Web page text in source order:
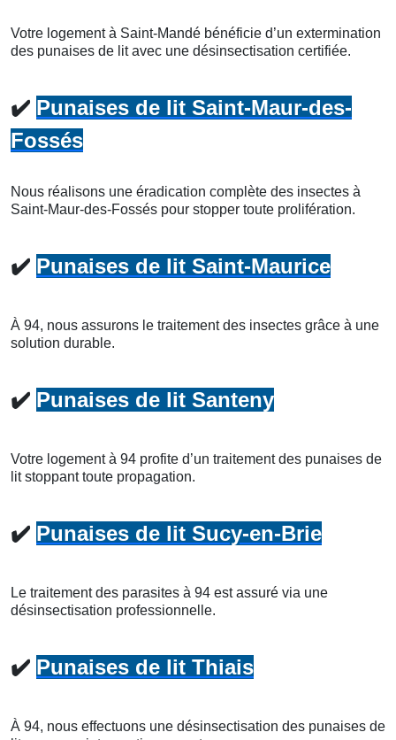
Votre logement à Saint-Mandé bénéficie d’un extermination
des punaises de lit avec une désinsectisation certifiée.
✔️ Punaises de lit Saint-Maur-des-
Fossés
Nous réalisons une éradication complète des insectes à
Saint-Maur-des-Fossés pour stopper toute prolifération.
✔️ Punaises de lit Saint-Maurice
À 94, nous assurons le traitement des insectes grâce à une
solution durable.
✔️ Punaises de lit Santeny
Votre logement à 94 profite d’un traitement des punaises de
lit stoppant toute propagation.
✔️ Punaises de lit Sucy-en-Brie
Le traitement des parasites à 94 est assuré via une
désinsectisation professionnelle.
✔️ Punaises de lit Thiais
À 94, nous effectuons une désinsectisation des punaises de